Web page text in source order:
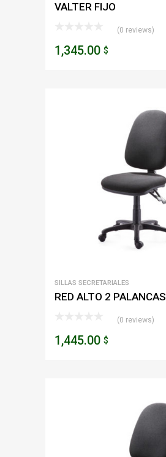
VALTER FIJO
(0 reviews)
1,345.00 $
SILLAS SECRETARIALES
RED ALTO 2 PALANCAS
(0 reviews)
1,445.00 $